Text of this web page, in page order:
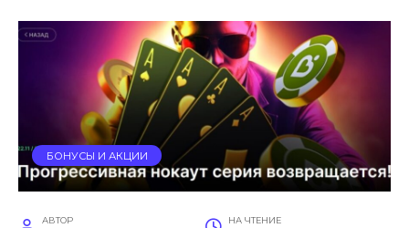
БОНУСЫ И АКЦИИ
АВТОР НА ЧТЕНИЕ